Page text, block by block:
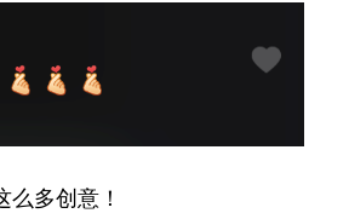
多创意！